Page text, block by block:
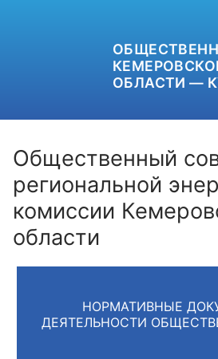
ОБЛАСТИ —
+7 (3842) 58-
ОБРАТНАЯ
Общественный
региональной
комиссии
области
НОРМАТИВНЫЕ
ДЕЯТЕЛЬНОСТИ